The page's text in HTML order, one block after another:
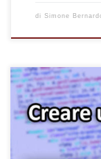
di Simone
Come creare e
Segui la guida